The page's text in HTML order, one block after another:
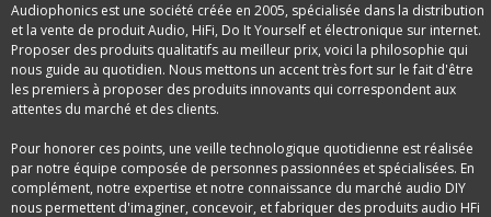
Audiophonics est une société créée en 2005, spécialisée dans la distribution
et la vente de produit Audio, HiFi, Do It Yourself et électronique sur internet.
Proposer des produits qualitatifs au meilleur prix, voici la philosophie qui
nous guide au quotidien. Nous mettons un accent très fort sur le fait d'être
les premiers à proposer des produits innovants qui correspondent aux
attentes du marché et des clients.
Pour honorer ces points, une veille technologique quotidienne est réalisée
par notre équipe composée de personnes passionnées et spécialisées. En
complément, notre expertise et notre connaissance du marché audio DIY
nous permettent d'imaginer, concevoir, et fabriquer des produits audio HFi